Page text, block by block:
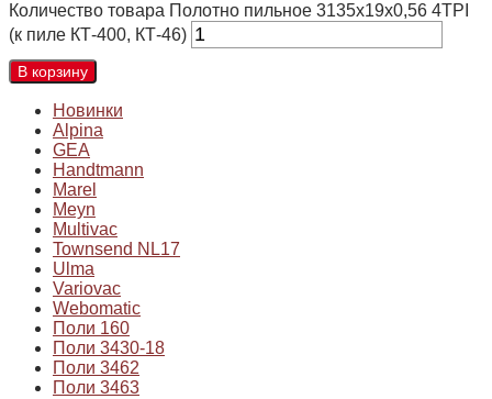
Количество товара Полотно пильное 3135х19х0,56 4TPI
(к пиле КТ-400, КТ-46)
В корзину
Новинки
Alpina
GEA
Handtmann
Marel
Meyn
Multivac
Townsend NL17
Ulma
Variovac
Webomatic
Поли 160
Поли 3430-18
Поли 3462
Поли 3463